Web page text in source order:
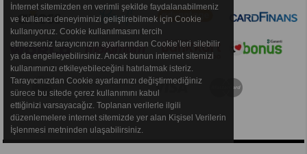
İnternet sitemizden en verimli şekilde faydalanabilmeniz
ve kullanıcı deneyiminizi geliştirebilmek için Cookie
kullanıyoruz. Cookie kullanılmasını tercih
etmezseniz tarayıcınızın ayarlarından Cookie’leri silebilir
ya da engelleyebilirsiniz. Ancak bunun internet sitemizi
kullanımınızı etkileyebileceğini hatırlatmak isteriz.
Tarayıcınızdan Cookie ayarlarınızı değiştirmediğiniz
sürece bu sitede çerez kullanımını kabul
ettiğinizi varsayacağız. Toplanan verilerle ilgili
düzenlemelere internet sitemizde yer alan Kişisel Verilerin
İşlenmesi metninden ulaşabilirsiniz.